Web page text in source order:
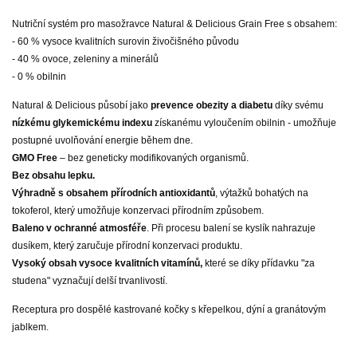
Nutriční systém pro masožravce Natural & Delicious Grain Free s obsahem:
- 60 % vysoce kvalitních surovin živočišného původu
- 40 % ovoce, zeleniny a minerálů
- 0 % obilnin
Natural & Delicious působí jako prevence obezity a diabetu díky svému
nízkému glykemickému indexu získanému vyloučením obilnin - umožňuje
postupné uvolňování energie během dne.
GMO Free – bez geneticky modifikovaných organismů.
Bez obsahu lepku.
Výhradně s obsahem přírodních antioxidantů, výtažků bohatých na
tokoferol, který umožňuje konzervaci přírodním způsobem.
Baleno v ochranné atmosféře. Při procesu balení se kyslík nahrazuje
dusíkem, který zaručuje přírodní konzervaci produktu.
Vysoký obsah vysoce kvalitních vitamínů, které se díky přídavku "za
studena" vyznačují delší trvanlivostí.
Receptura pro dospělé kastrované kočky s křepelkou, dýní a granátovým
jablkem.